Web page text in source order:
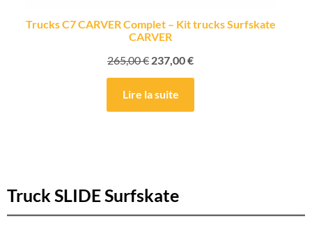
Trucks C7 CARVER Complet – Kit trucks Surfskate
CARVER
265,00€ 237,00€
Lire la suite
Truck SLIDE Surfskate